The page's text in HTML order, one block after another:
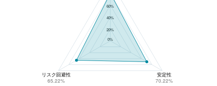
60%
40%
20%
0%
リスク回避性
65.22%
安定性
70.22%